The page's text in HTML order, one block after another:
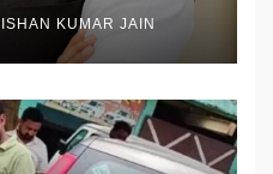
KUMAR JAIN